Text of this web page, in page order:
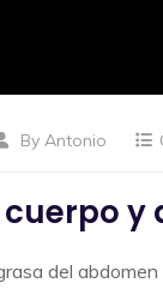
By Antonio
y
del